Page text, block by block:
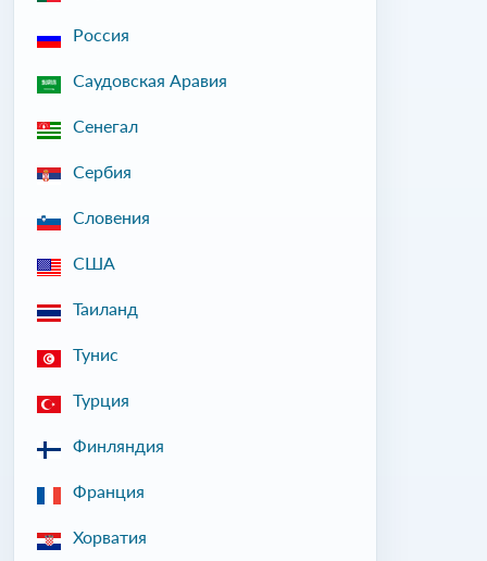
Россия
Саудовская Аравия
Сенегал
Сербия
Словения
США
Таиланд
Тунис
Турция
Финляндия
Франция
Хорватия